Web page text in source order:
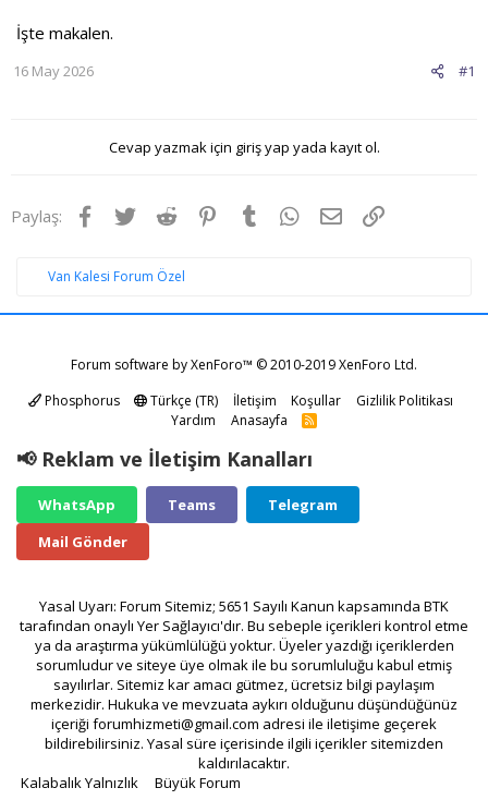
İşte makalen.
#1
16 May 2026
Cevap yazmak için giriş yap yada kayıt ol.
Paylaş: Facebook
TwitterReddit Pinterest
Tumblr WhatsApp
E-postaLink
Van Kalesi Forum Özel
Forum software by XenForo™ © 2010-2019 XenForo Ltd.
Phosphorus
Türkçe (TR) İletişim Koşullar
Gizlilik Politikası
Yardım
Anasayfa
R
📢 Reklam ve İletişim Kanalları
WhatsApp Teams
Telegram
Mail Gönder
Yasal Uyarı: Forum Sitemiz; 5651 Sayılı Kanun kapsamında BTK
tarafından onaylı Yer Sağlayıcı'dır. Bu sebeple içerikleri kontrol etme
ya da araştırma yükümlülüğü yoktur. Üyeler yazdığı içeriklerden
sorumludur ve siteye üye olmak ile bu sorumluluğu kabul etmiş
sayılırlar. Sitemiz kar amacı gütmez, ücretsiz bilgi paylaşım
merkezidir. Hukuka ve mevzuata aykırı olduğunu düşündüğünüz
içeriği forumhizmeti@gmail.com adresi ile iletişime geçerek
bildirebilirsiniz. Yasal süre içerisinde ilgili içerikler sitemizden
kaldırılacaktır.
Kalabalık Yalnızlık
Büyük Forum